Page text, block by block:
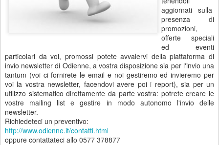
aggiornati sulla
presenza di
promozioni,
offerte speciali
ed eventi
particolari da voi, promossi potete avvalervi della piattaforma di
invio newsletter di Odienne, a vostra disposizione sia per l'invio una
tantum (voi ci fornirete le email e noi gestiremo ed invieremo per
voi la vostra newsletter, facendovi avere poi i report), sia per un
utilizzo sistematico direttamente da parte vostra: potrete creare le
vostre mailing list e gestire in modo autonomo l'invio delle
newsletter.
Richiedeteci un preventivo:
http://www.odienne.it/contatti.html
oppure contattateci allo 0577 378877